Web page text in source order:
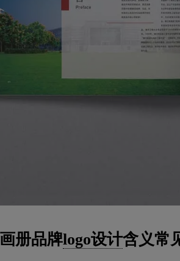
册品牌logo设计含义常